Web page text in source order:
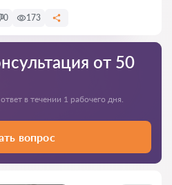
0 173
от 50
в течении 1 рабочего дня.
вопрос